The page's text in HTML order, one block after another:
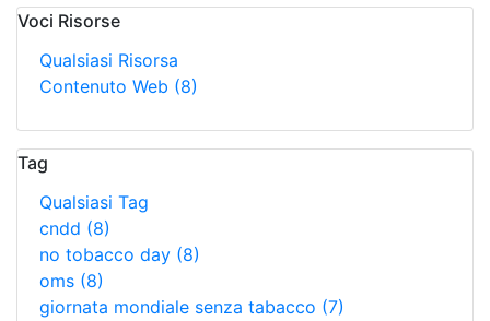
Voci Risorse
Qualsiasi Risorsa
Contenuto Web (8)
Tag
Qualsiasi Tag
cndd (8)
no tobacco day (8)
oms (8)
giornata mondiale senza tabacco (7)